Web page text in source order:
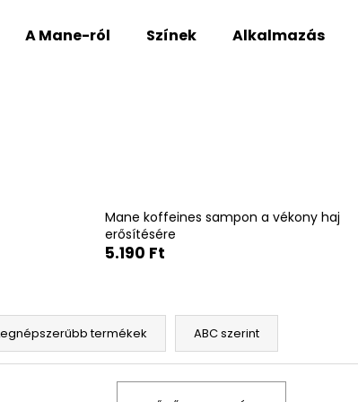
A Mane-ról Színek Alkalmazás
Mane koffeines sampon a vékony haj
erősítésére
5.190 Ft
termékek ABC szerint
Ajánljuk